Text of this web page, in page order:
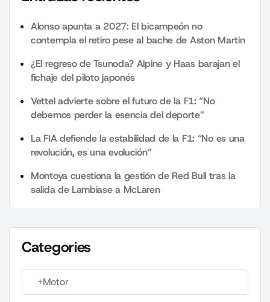
Alonso apunta a 2027: El bicampeón no
contempla el retiro pese al bache de Aston Martin
¿El regreso de Tsunoda? Alpine y Haas barajan el
fichaje del piloto japonés
Vettel advierte sobre el futuro de la F1: “No
debemos perder la esencia del deporte”
La FIA defiende la estabilidad de la F1: “No es una
revolución, es una evolución”
Montoya cuestiona la gestión de Red Bull tras la
salida de Lambiase a McLaren
Categories
+Motor